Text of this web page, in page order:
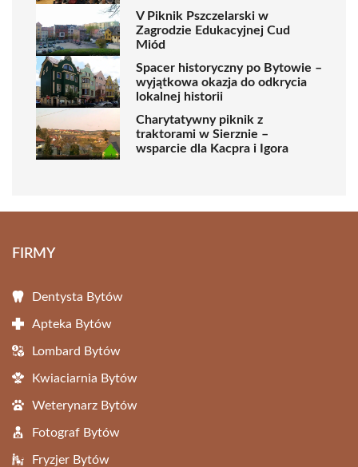
V Piknik Pszczelarski w
Zagrodzie Edukacyjnej Cud
Miód
Spacer historyczny po Bytowie –
wyjątkowa okazja do odkrycia
lokalnej historii
Charytatywny piknik z
traktorami w Sierznie –
wsparcie dla Kacpra i Igora
FIRMY
Dentysta Bytów
Apteka Bytów
Lombard Bytów
Kwiaciarnia Bytów
Weterynarz Bytów
Fotograf Bytów
Fryzjer Bytów